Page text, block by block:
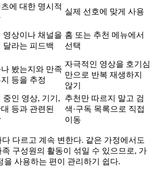
에 대한 명시적
실제 선호에 맞게 사용
영상이나 채널을
달라는 피드백
홈 또는 추천 메뉴에서
선택
봤는지와 만족
등을 추정
자극적인 영상을 호기심
만으로 반복 재생하지
않기
중인 영상, 기기,
등과 관련된
추천만 따르지 말고 검
색·구독 목록으로 직접
이동
다르고 계속 변한다. 같은 가정에서도
구성원의 활동이 섞일 수 있으므로, 가
을 사용하는 편이 관리하기 쉽다.